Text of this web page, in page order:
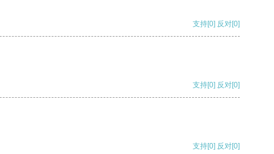
支持[0] 反对[0]
支持[0] 反对[0]
支持[0] 反对[0]